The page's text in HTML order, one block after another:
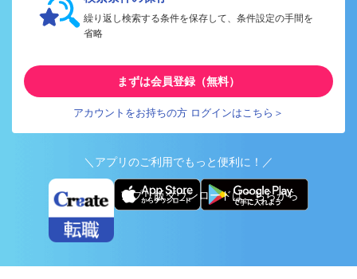
繰り返し検索する条件を保存して、条件設定の手間を
省略
まずは会員登録（無料）
アカウントをお持ちの方 ログインはこちら＞
＼アプリのご利用でもっと便利に！／
アプリ版ダウンロードはこちらから